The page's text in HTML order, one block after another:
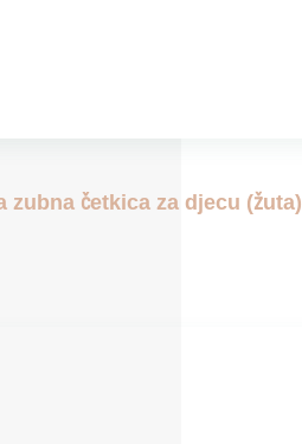
četkica za djecu (žuta)